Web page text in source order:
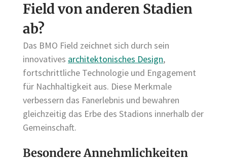
Field von anderen Stadien
ab?
Das BMO Field zeichnet sich durch sein
innovatives architektonisches Design,
fortschrittliche Technologie und Engagement
für Nachhaltigkeit aus. Diese Merkmale
verbessern das Fanerlebnis und bewahren
gleichzeitig das Erbe des Stadions innerhalb der
Gemeinschaft.
Besondere Annehmlichkeiten